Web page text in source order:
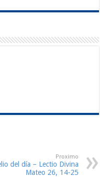
Proximo
del día – Lectio Divina
Mateo 26, 14-25